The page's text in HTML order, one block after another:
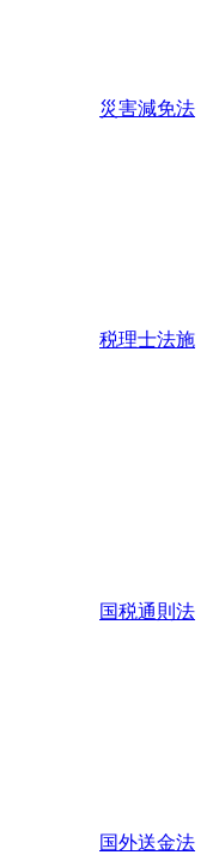
災害減免法
税理士法施
国税通則法
国外送金法